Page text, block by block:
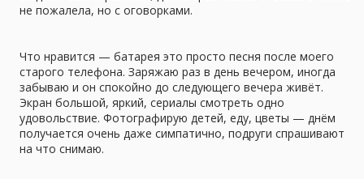
не пожалела, но с оговорками.
Что нравится — батарея это просто песня после моего
старого телефона. Заряжаю раз в день вечером, иногда
забываю и он спокойно до следующего вечера живёт.
Экран большой, яркий, сериалы смотреть одно
удовольствие. Фотографирую детей, еду, цветы — днём
получается очень даже симпатично, подруги спрашивают
на что снимаю.